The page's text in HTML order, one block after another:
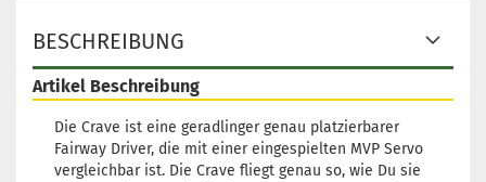
BESCHREIBUNG
Artikel Beschreibung
Die Crave ist eine geradlinger genau platzierbarer
Fairway Driver, die mit einer eingespielten MVP Servo
vergleichbar ist. Die Crave fliegt genau so, wie Du sie